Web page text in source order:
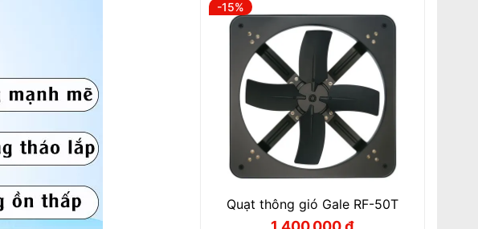
1.200.000 ₫.
-15%
Quạt thông gió Gale RF-50T